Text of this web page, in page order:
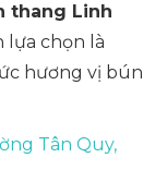
thang Linh
lựa chọn là
hương vị bún
Tân Quy,